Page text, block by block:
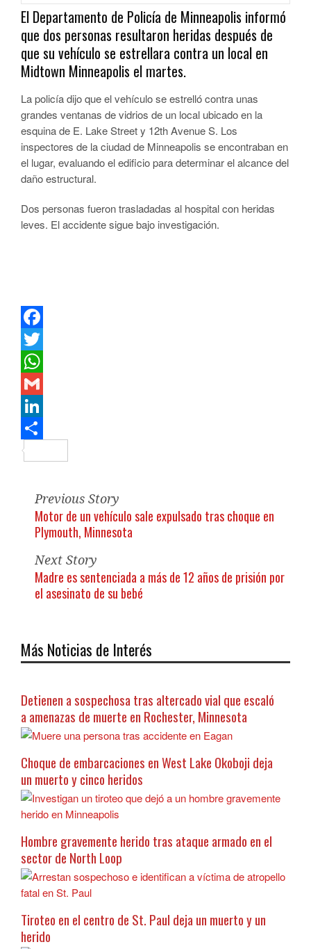
El Departamento de Policía de Minneapolis informó
que dos personas resultaron heridas después de
que su vehículo se estrellara contra un local en
Midtown Minneapolis el martes.
La policía dijo que el vehículo se estrelló contra unas
grandes ventanas de vidrios de un local ubicado en la
esquina de E. Lake Street y 12th Avenue S. Los
inspectores de la ciudad de Minneapolis se encontraban en
el lugar, evaluando el edificio para determinar el alcance del
daño estructural.
Dos personas fueron trasladadas al hospital con heridas
leves. El accidente sigue bajo investigación.
Facebook
Twitter
WhatsApp
Gmail
LinkedIn
Previous Story
Motor de un vehículo sale expulsado tras choque en
Plymouth, Minnesota
Next Story
Madre es sentenciada a más de 12 años de prisión por
el asesinato de su bebé
Más Noticias de Interés
Detienen a sospechosa tras altercado vial que escaló
a amenazas de muerte en Rochester, Minnesota
Choque de embarcaciones en West Lake Okoboji deja
un muerto y cinco heridos
Hombre gravemente herido tras ataque armado en el
sector de North Loop
Tiroteo en el centro de St. Paul deja un muerto y un
herido